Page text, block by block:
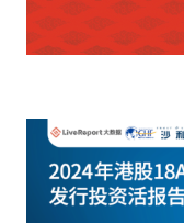
基础设施建设
沙利文中国分支